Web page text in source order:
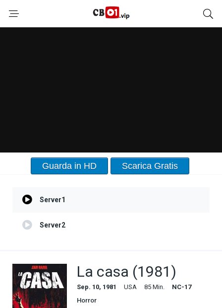
Guarda in HD Scarica Gratis
Server1
Server2
La casa (1981)
Sep. 10, 1981 USA 85 Min.
NC-17
Horror